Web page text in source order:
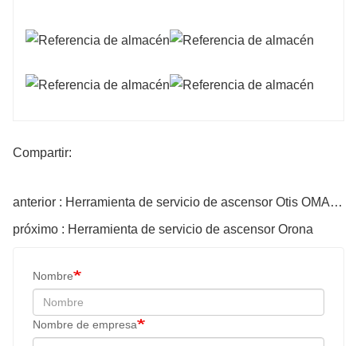
Compartir:
anterior : Herramienta de servicio de ascensor Otis OMA1669ABZ
próximo : Herramienta de servicio de ascensor Orona
Nombre
Nombre de empresa